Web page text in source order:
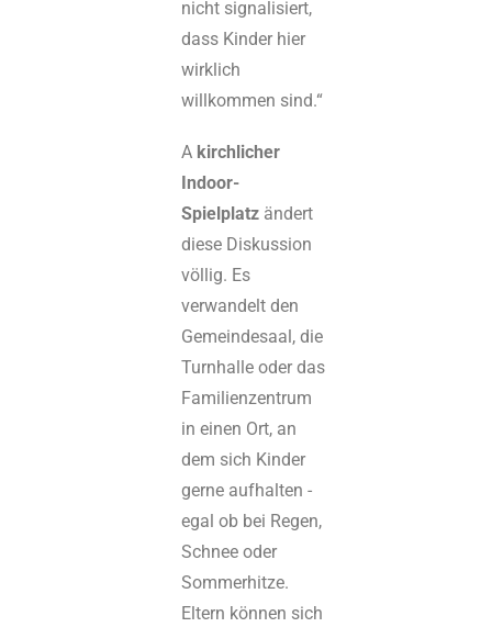
nicht signalisiert,
dass Kinder hier
wirklich
willkommen sind.“
A kirchlicher
Indoor-
Spielplatz ändert
diese Diskussion
völlig. Es
verwandelt den
Gemeindesaal, die
Turnhalle oder das
Familienzentrum
in einen Ort, an
dem sich Kinder
gerne aufhalten -
egal ob bei Regen,
Schnee oder
Sommerhitze.
Eltern können sich